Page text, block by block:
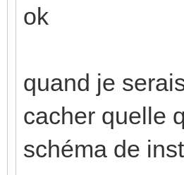
ok
quand je
cacher quelle
schéma de